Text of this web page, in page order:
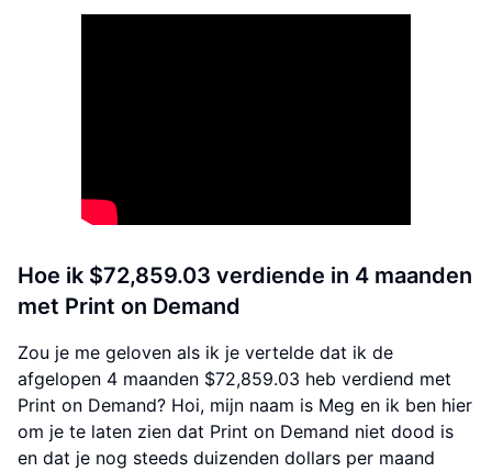
Hoe ik $72,859.03 verdiende in 4 maanden
met Print on Demand
Zou je me geloven als ik je vertelde dat ik de
afgelopen 4 maanden $72,859.03 heb verdiend met
Print on Demand? Hoi, mijn naam is Meg en ik ben hier
om je te laten zien dat Print on Demand niet dood is
en dat je nog steeds duizenden dollars per maand